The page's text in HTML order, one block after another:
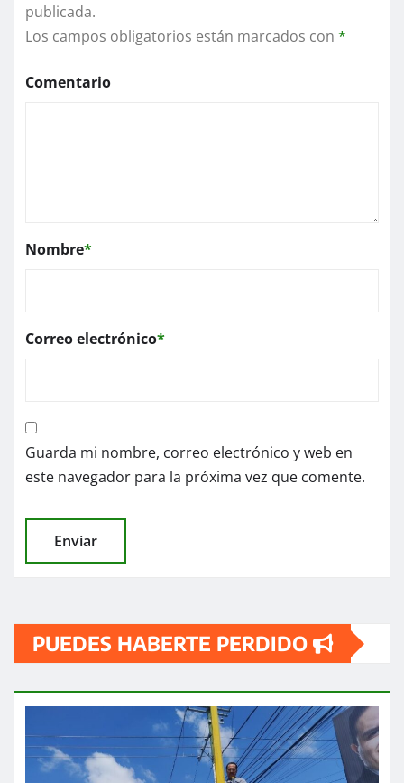
publicada.
Los campos obligatorios están marcados con *
Comentario
Nombre*
Correo electrónico*
Guarda mi nombre, correo electrónico y web en
este navegador para la próxima vez que comente.
PUEDES HABERTE PERDIDO